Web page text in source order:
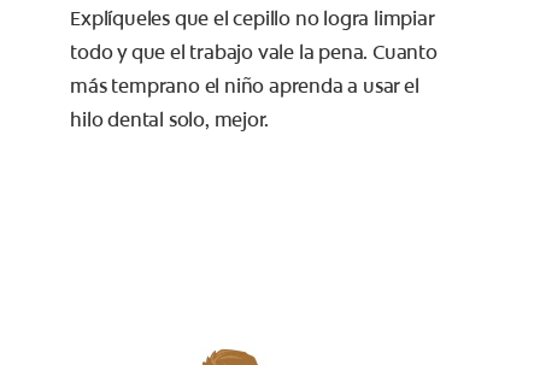
Explíqueles que el cepillo no logra limpiar
todo y que el trabajo vale la pena. Cuanto
más temprano el niño aprenda a usar el
hilo dental solo, mejor.